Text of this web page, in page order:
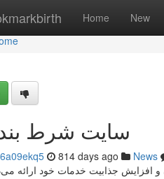
Home New
سایت شرط
814 days ago News
جذابیت خدمات خود ارائه